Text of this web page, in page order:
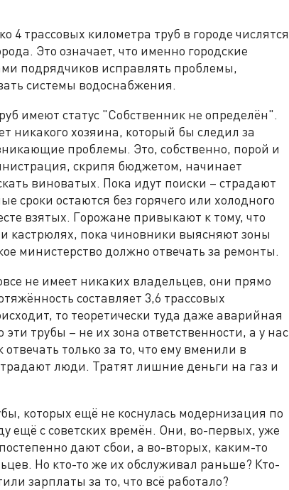
4 трассовых километра труб в городе числятся
Это означает, что именно городские
подрядчиков исправлять проблемы,
системы водоснабжения.
имеют статус "Собственник не определён".
никакого хозяина, который бы следил за
проблемы. Это, собственно, порой и
скрипя бюджетом, начинает
виноватых. Пока идут поиски – страдают
сроки остаются без горячего или холодного
взятых. Горожане привыкают к тому, что
кастрюлях, пока чиновники выясняют зоны
министерство должно отвечать за ремонты.
не имеет никаких владельцев, они прямо
составляет 3,6 трассовых
то теоретически туда даже аварийная
трубы – не их зона ответственности, а у нас
только за то, что ему вменили в
люди. Тратят лишние деньги на газ и
которых ещё не коснулась модернизация по
ещё с советских времён. Они, во-первых, уже
дают сбои, а во-вторых, каким-то
Но кто-то же их обслуживал раньше? Кто-
зарплаты за то, что всё работало?